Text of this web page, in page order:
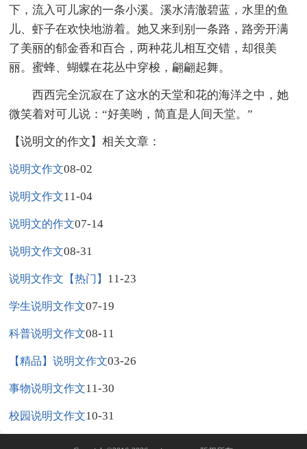
下，流入可儿家的一条小溪。溪水清澈碧蓝，水里的鱼
儿、虾子在欢快地游着。她又来到别一条路，路旁开满
了美丽的郁金香和百合，两种花儿相互交错，却很美
丽。蜜蜂、蝴蝶在花丛中穿梭，翩翩起舞。
西西完全沉寂在了这水的天堂和花的海洋之中，她
微笑着对可儿说：“好美哟，简直是人间天堂。”
【说明文的作文】相关文章：
说明文作文08-02
说明文作文11-04
说明文的作文07-14
说明文作文08-31
说明文作文【热门】 11-23
学生说明文作文07-19
科普说明文作文08-11
【精品】说明文作文03-26
事物说明文作文11-30
校园说明文作文10-31